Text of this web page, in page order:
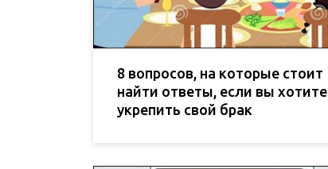
8 вопросов, на которые стоит
найти ответы, если вы хотите
укрепить свой брак